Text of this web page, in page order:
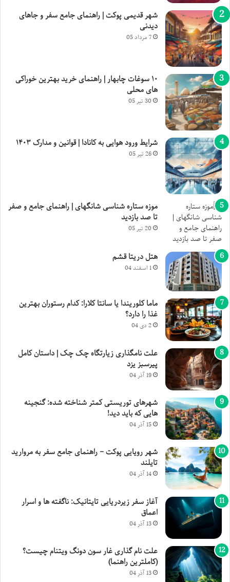
شهر قدیمی پوکت | راهنمای جامع سفر و جاهای
دیدنی
7 مرداد 05
۱۰ سوغات چابهار | راهنمای خرید بهترین خوراکی
های محلی
30 تیر 05
شرایط ورود هوایی به کانادا | قوانین و مدارک ۱۴۰۳
26 تیر 05
موزه ستاره شناسی شانگهای | راهنمای جامع و صفر
تا صد بازدید
20 تیر 05
هتل دریتا قشم
1 اسفند 04
ماما کلوریندا یا سانتا کلارا: کدام رستوران بهترین
غذا را دارد؟
2 دی 04
علت نامگذاری زیارتگاه چک چک | داستان کامل
پیرسبز یزد
19 آذر 04
شهرهای توریستی کمتر شناخته شده: گنجینه
هایی که باید دید!
15 آذر 04
شهر رویایی پوکت – راهنمای جامع سفر به مروارید
تایلند
14 آذر 04
آغاز سفر زیردریایی تایتانیک: ناگفته ها و اسرار
اعماق
13 آذر 04
علت نام گذاری غار سون دونگ ویتنام چیست؟
(کاملترین راهنما)
13 آذر 04